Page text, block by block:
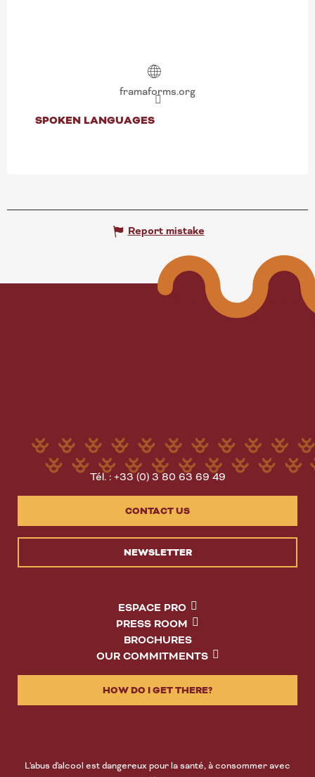
framaforms.org
SPOKEN LANGUAGES
SPOKEN LANGUAGES
Report mistake
Tél. : +33 (0) 3 80 63 69 49
CONTACT US
NEWSLETTER
ESPACE PRO
PRESS ROOM
BROCHURES
OUR COMMITMENTS
HOW DO I GET THERE?
L'abus d'alcool est dangereux pour la santé, à consommer avec